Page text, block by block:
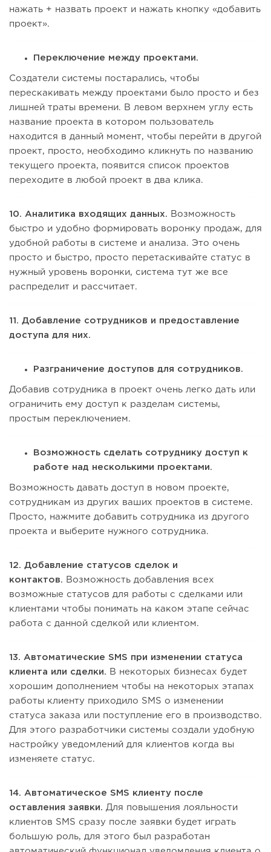
нажать + назвать проект и нажать кнопку «добавить
проект».
Переключение между проектами.
Создатели системы постарались, чтобы
перескакивать между проектами было просто и без
лишней траты времени. В левом верхнем углу есть
название проекта в котором пользователь
находится в данный момент, чтобы перейти в другой
проект, просто, необходимо кликнуть по названию
текущего проекта, появится список проектов
переходите в любой проект в два клика.
10. Аналитика входящих данных.
Возможность
быстро и удобно формировать воронку продаж, для
удобной работы в системе и анализа. Это очень
просто и быстро, просто перетаскивайте статус в
нужный уровень воронки, система тут же все
распределит и рассчитает.
11. Добавление сотрудников и предоставление
доступа для них.
Разграничение доступов для сотрудников.
Добавив сотрудника в проект очень легко дать или
ограничить ему доступ к разделам системы,
простым переключением.
Возможность сделать сотруднику доступ к
работе над несколькими проектами.
Возможность давать доступ в новом проекте,
сотрудникам из других ваших проектов в системе.
Просто, нажмите добавить сотрудника из другого
проекта и выберите нужного сотрудника.
12. Добавление статусов сделок и
контактов. Возможность добавления всех
возможные статусов для работы с сделками или
клиентами чтобы понимать на каком этапе сейчас
работа с данной сделкой или клиентом.
13. Автоматические SMS при изменении статуса
клиента или сделки.
В некоторых бизнесах будет
хорошим дополнением чтобы на некоторых этапах
работы клиенту приходило SMS о изменении
статуса заказа или поступление его в производство.
Для этого разработчики системы создали удобную
настройку уведомлений для клиентов когда вы
изменяете статус.
14. Автоматическое SMS клиенту после
оставления заявки. Для повышения лояльности
клиентов SMS сразу после заявки будет играть
большую роль, для этого был разработан